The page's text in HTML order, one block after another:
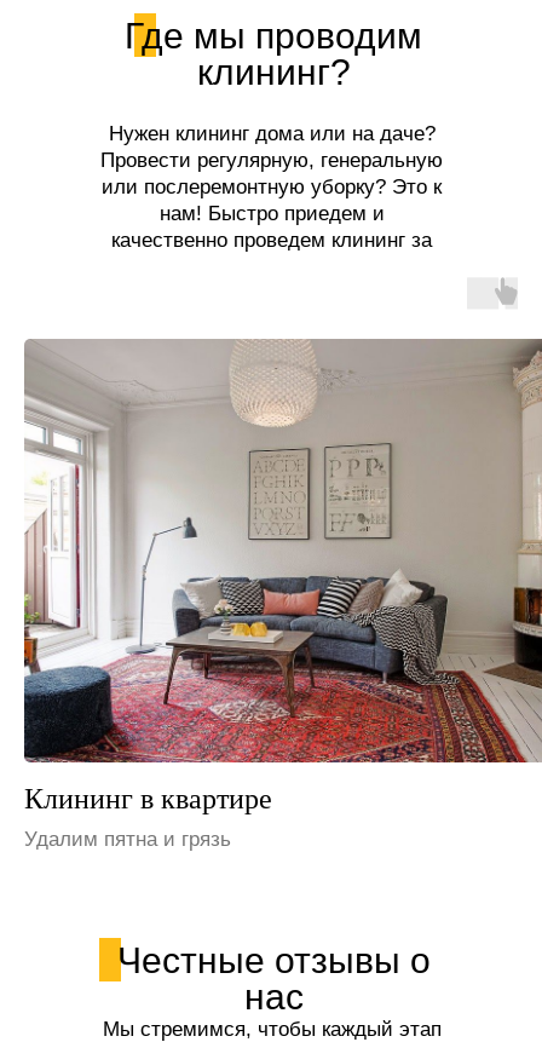
Где мы проводим
клининг?
Нужен клининг дома или на даче?
Провести регулярную, генеральную
или послеремонтную уборку? Это к
нам! Быстро приедем и
качественно проведем клининг за
Клининг на даче
Устраним неприятные запахи
Честные отзывы о
нас
Мы стремимся, чтобы каждый этап